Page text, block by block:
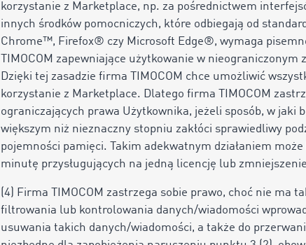
korzystanie z Marketplace, np. za pośrednictwem
innych środków pomocniczych, które odbiegają od
Chrome™, Firefox® czy Microsoft Edge®, wymaga
TIMOCOM zapewniające użytkowanie w
Dzięki tej zasadzie firma TIMOCOM chce umożliwić
korzystanie z Marketplace. Dlatego firma TIMOCOM
ograniczających prawa Użytkownika, jeżeli sposób, w jaki
większym niż nieznaczny stopniu zakłóci sprawiedliwy
pojemności pamięci. Takim adekwatnym działaniem
minutę przysługujących na jedną licencję lub
(4) Firma TIMOCOM zastrzega sobie prawo, choć nie ma
filtrowania lub kontrolowania danych/wiadomości
usuwania takich danych/wiadomości, a także do